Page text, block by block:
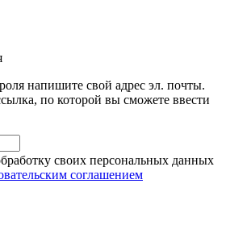
напишите свой адрес эл. почты.
по которой вы сможете ввести
своих персональных данных
соглашением